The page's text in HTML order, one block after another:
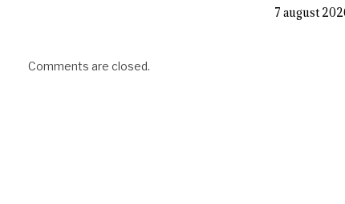
7 august
Comments are closed.